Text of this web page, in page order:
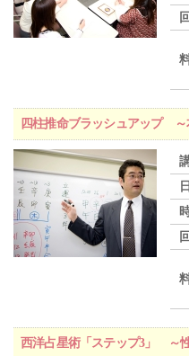
四柱推命ブラッシュアップ ～
西洋占星術「ステップ3」 ～